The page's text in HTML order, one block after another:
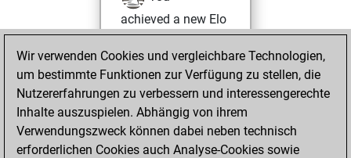
achieved a new Elo
of 1684
Montag, Februar
15, 2021
You won
against Fritz
Fritz
Wir verwenden Cookies und vergleichbare Technologien,
um bestimmte Funktionen zur Verfügung zu stellen, die
Nutzererfahrungen zu verbessern und interessengerechte
Inhalte auszuspielen. Abhängig von ihrem
Verwendungszweck können dabei neben technisch
erforderlichen Cookies auch Analyse-Cookies sowie